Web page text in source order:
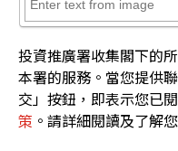
投資推廣署收集閣下的
本署的服務。當您提供
交」按鈕，即表示您已
策 。請詳細閱讀及了解